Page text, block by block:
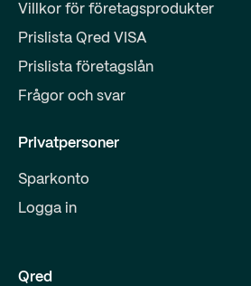
Villkor för företagsprodukter
Prislista Qred VISA
Prislista företagslån
Frågor och svar
Privatpersoner
Sparkonto
Logga in
Qred